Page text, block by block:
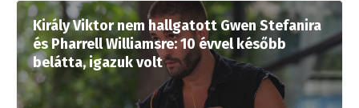
Király Viktor nem hallgatott Gwen Stefanira
és Pharrell Williamsre: 10 évvel később
belátta, igazuk volt